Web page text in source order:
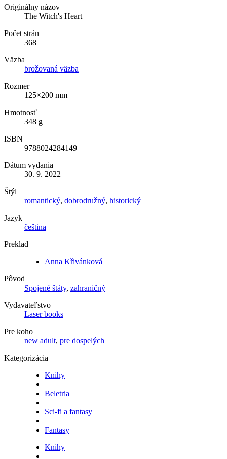
Originálny názov
The Witch's Heart
Počet strán
368
Väzba
brožovaná väzba
Rozmer
125×200 mm
Hmotnosť
348 g
ISBN
9788024284149
Dátum vydania
30. 9. 2022
Štýl
romantický, dobrodružný, historický
Jazyk
čeština
Preklad
Anna Křivánková
Pôvod
Spojené štáty, zahraničný
Vydavateľstvo
Laser books
Pre koho
new adult, pre dospelých
Kategorizácia
Knihy
Beletria
Sci-fi a fantasy
Fantasy
Knihy